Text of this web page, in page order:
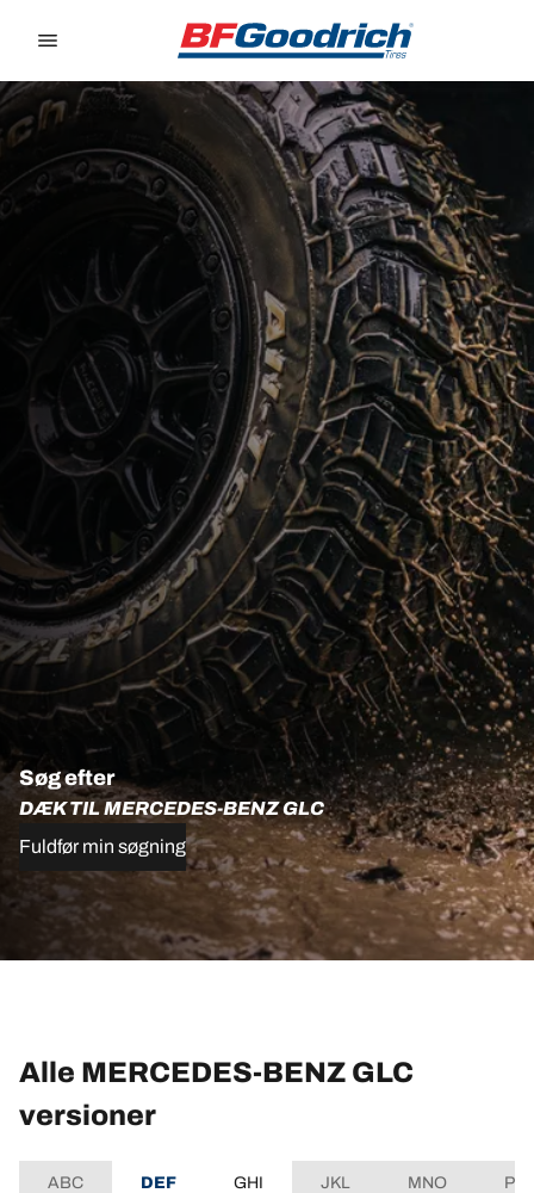
Søg efter
DÆK TIL MERCEDES-BENZ GLC
Fuldfør min søgning
Alle MERCEDES-BENZ GLC
versioner
ABC DEF GHI JKL MNO